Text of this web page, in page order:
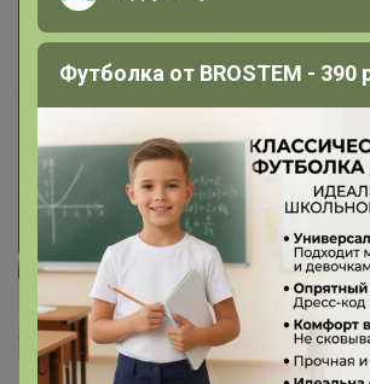
Футболка от BROSTEM - 390